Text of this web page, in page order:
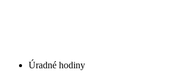
Úradné hodiny